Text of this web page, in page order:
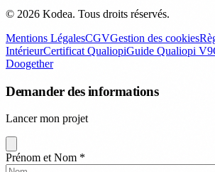
© 2026 Kodea. Tous droits réservés.
Mentions LégalesCGVGestion des cookies
IntérieurCertificat QualiopiGuide Qualiopi V9
Doogether
Demander des informations
Lancer mon projet
Prénom et Nom *